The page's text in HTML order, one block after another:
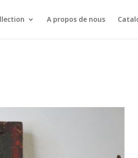
A propos de nous